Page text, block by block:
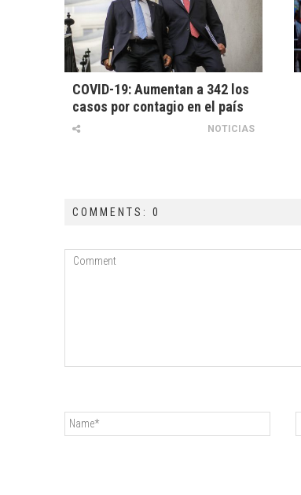
COVID-19: Aumentan a 342 los
casos por contagio en el país
NOTICIAS
COMMENTS: 0